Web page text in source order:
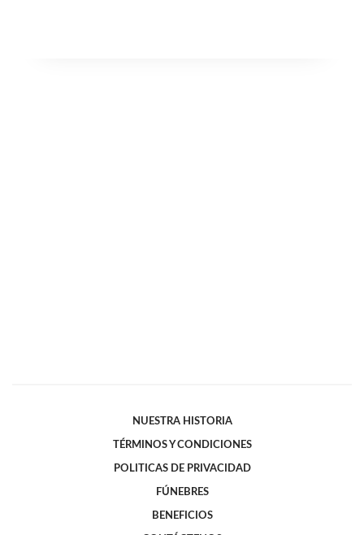
NUESTRA HISTORIA
TÉRMINOS Y CONDICIONES
POLITICAS DE PRIVACIDAD
FÚNEBRES
BENEFICIOS